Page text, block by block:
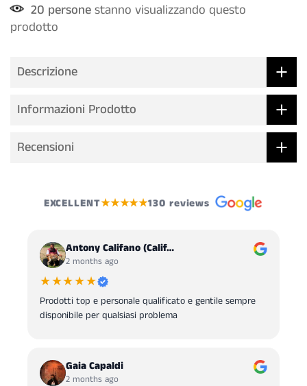
20 personestanno visualizzando questo
prodotto
Descrizione
Informazioni Prodotto
Recensioni
EXCELLENT★★★★★130 reviews
Antony Califano (Calif…
2 months ago
★★★★★
Prodotti top e personale qualificato e gentile sempre
disponibile per qualsiasi problema
Gaia Capaldi
2 months ago